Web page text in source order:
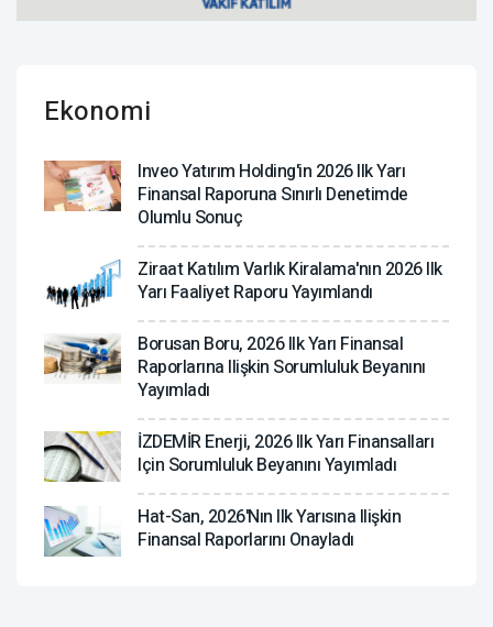
Ekonomi
Inveo Yatırım Holding'in 2026 Ilk Yarı
Finansal Raporuna Sınırlı Denetimde
Olumlu Sonuç
Ziraat Katılım Varlık Kiralama'nın 2026 Ilk
Yarı Faaliyet Raporu Yayımlandı
Borusan Boru, 2026 Ilk Yarı Finansal
Raporlarına Ilişkin Sorumluluk Beyanını
Yayımladı
İZDEMİR Enerji, 2026 Ilk Yarı Finansalları
Için Sorumluluk Beyanını Yayımladı
Hat-San, 2026'nın Ilk Yarısına Ilişkin
Finansal Raporlarını Onayladı